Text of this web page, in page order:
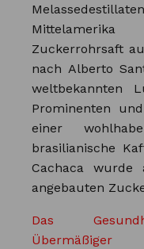
Zuckerrohrsaft
nach Alberto
weltbekannten
Prominenten
einer
brasilianische
Cachaca
angebauten
Das